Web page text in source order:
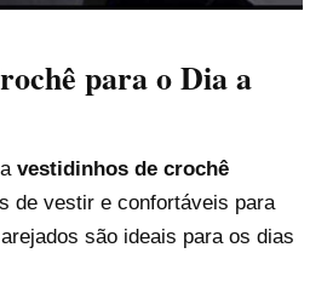
para o Dia a
vestidinhos de crochê
de vestir e confortáveis para
são ideais para os dias